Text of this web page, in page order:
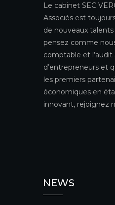
Le cabinet SEC
Associés est
de nouveaux
pensez comme
comptable et
d’entrepreneurs et
les premiers
économiques en
innovant, rejoignez
NEWS